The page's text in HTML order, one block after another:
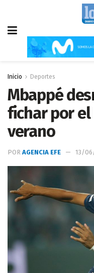
Inicio Deportes
Mbappé
fichar por el
verano
POR AGENCIA EFE 13/